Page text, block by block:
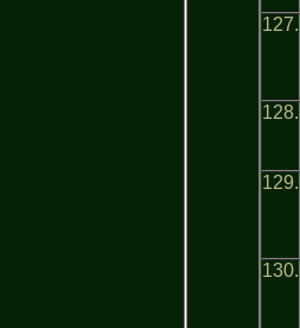
127.
128.
129.
130.